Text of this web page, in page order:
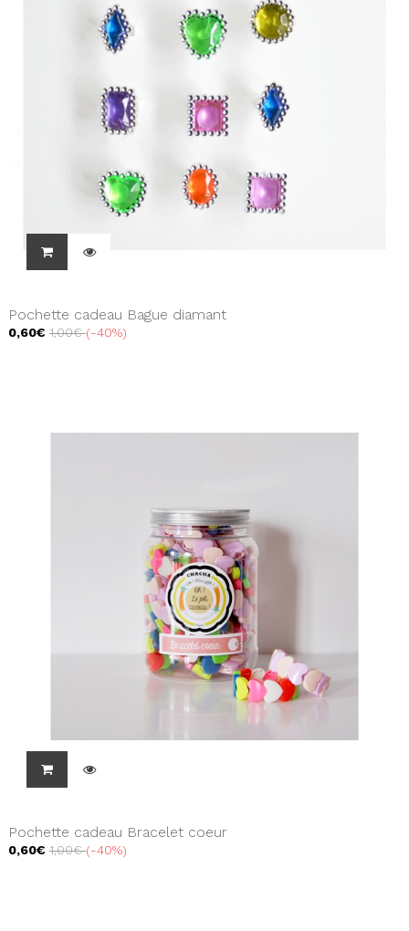
Pochette cadeau Bague diamant
0,60€ 1,00€ -40%
Pochette cadeau Bracelet coeur
0,60€ 1,00€ -40%